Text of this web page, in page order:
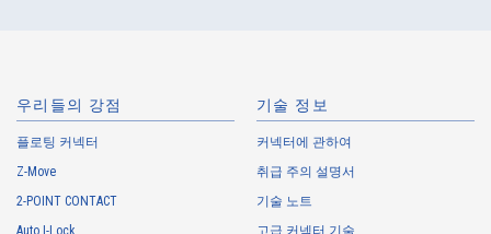
mail address, workplace information (your company name, department
name, position, address, telephone (fax) number, etc.), gender, bank
account information, and access logs of the Customers, etc. from. The
Company shall not properly acquire personal information or acquire
The Company uses cookies and other tracking technologies (e.g.,
우리들의 강점
플로팅 커넥터
Z-Move
2-POINT CONTACT
Auto I-Lock
기술 정보
커넥터에 관하여
취급 주의 설명서
기술 노트
고급 커넥터 기술